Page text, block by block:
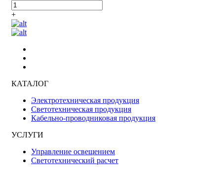
+
КАТАЛОГ
Электротехническая продукция
Светотехническая продукция
Кабельно-проводниковая продукция
УСЛУГИ
Управление освещением
Светотехнический расчет